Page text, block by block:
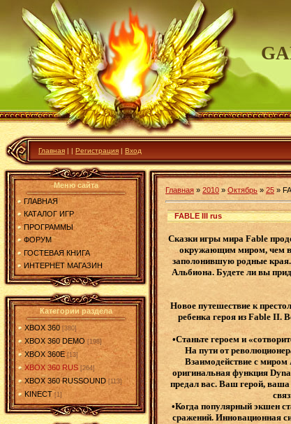
Главная | | Регистрация | Вход
Меню сайта
ГЛАВНАЯ
КАТАЛОГ ИГР
ПРОГРАММЫ
ФОРУМ
ГОСТЕВАЯ КНИГА
ИНТЕРНЕТ МАГАЗИН
Категории раздела
XBOX 360 [380]
XBOX 360 DEMO [198]
XBOX 360E [13]
XBOX 360 RUS [264]
XBOX 360 RUSSOUND [113]
KINECT [1]
Главная » 2010 » Октябрь » 25 »
FABLE III rus
Сказки игры мира Fable
окружающим миром, чем в
заполонившую родные края.
Альбиона. Будете ли вы
Новое путешествие к
ребенка героя из Fable II.
•Станьте героем и
На пути от
Взаимодействие с
оригинальная функция
предал вас. Ваш герой,
•Когда популярный экшен
сражений. Инновационная